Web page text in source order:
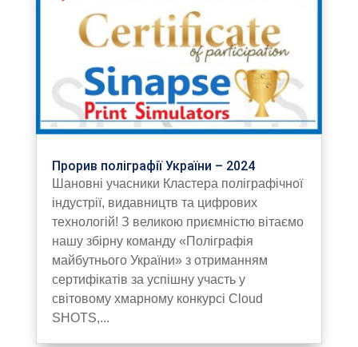
Прорив поліграфії України – 2024
Шановні учасники Кластера поліграфічної
індустрії, видавництв та цифрових
технологій! З великою приємністю вітаємо
нашу збірну команду «Поліграфія
майбутнього України» з отриманням
сертифікатів за успішну участь у
світовому хмарному конкурсі Cloud
SHOTS,...